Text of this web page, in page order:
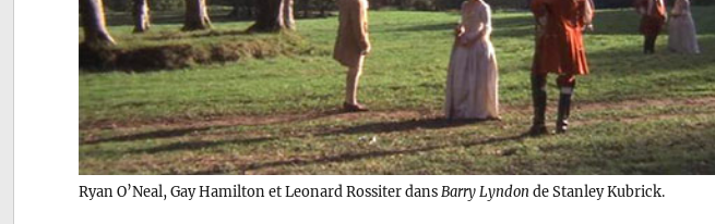
Ryan O’Neal, Gay Hamilton et Leonard Rossiter dans Barry Lyndon de Stanley Kubrick.